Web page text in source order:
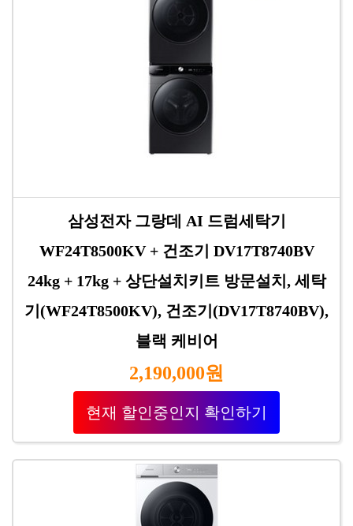
삼성전자 그랑데 AI 드럼세탁기
WF24T8500KV + 건조기 DV17T8740BV
24kg + 17kg + 상단설치키트 방문설치, 세탁
기(WF24T8500KV), 건조기(DV17T8740BV),
블랙 케비어
2,190,000원
현재 할인중인지 확인하기